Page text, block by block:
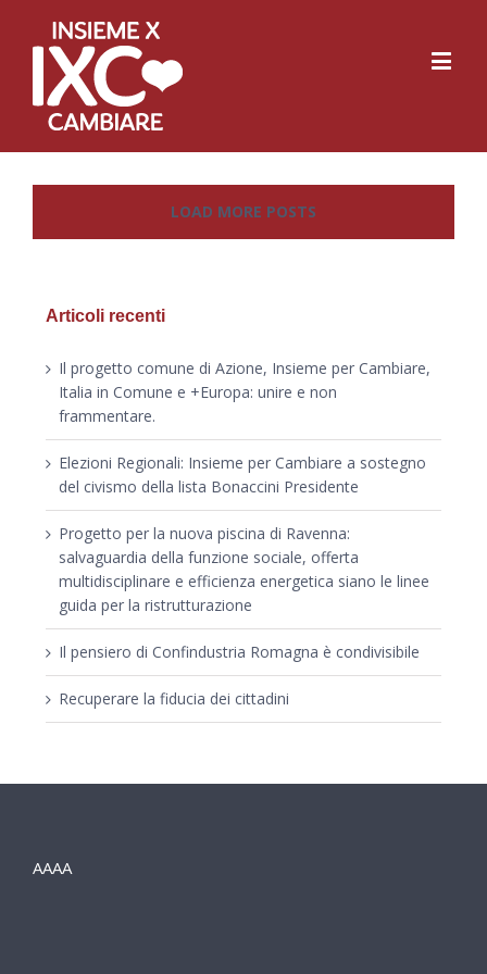
LOAD MORE POSTS
Articoli recenti
Il progetto comune di Azione, Insieme per Cambiare,
Italia in Comune e +Europa: unire e non
frammentare.
Elezioni Regionali: Insieme per Cambiare a sostegno
del civismo della lista Bonaccini Presidente
Progetto per la nuova piscina di Ravenna:
salvaguardia della funzione sociale, offerta
multidisciplinare e efficienza energetica siano le linee
guida per la ristrutturazione
Il pensiero di Confindustria Romagna è condivisibile
Recuperare la fiducia dei cittadini
AAAA